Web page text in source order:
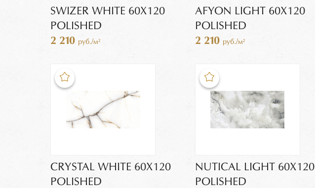
SWIZER WHITE 60Х120
POLISHED
2 210 руб./м²
AFYON LIGHT 60X120
POLISHED
2 210 руб./м²
CRYSTAL WHITE 60Х120
POLISHED
NUTICAL LIGHT 60X120
POLISHED